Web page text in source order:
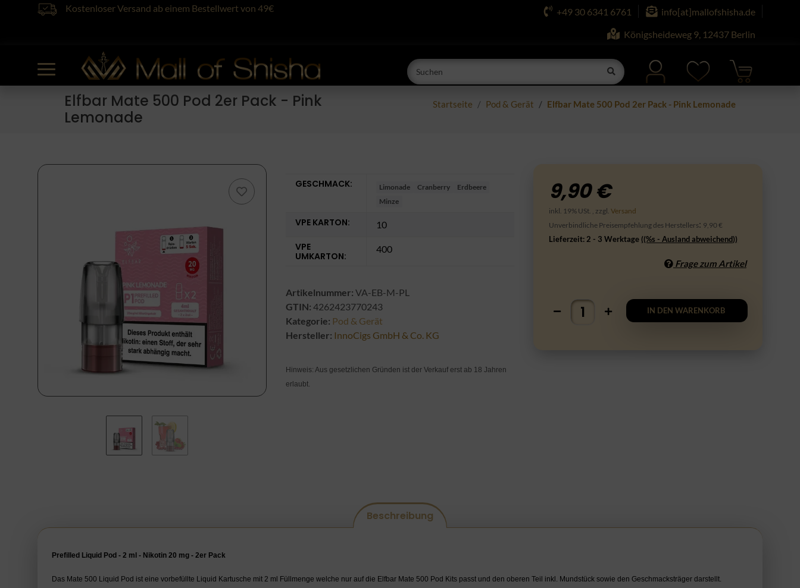
Kostenloser Versand ab einem Bestellwert von 49€ +49 30 6341 6761
info[at]mallofshisha.de
Königsheideweg 9, 12437 Berlin
Elfbar Mate 500 Pod 2er Pack - Pink
Lemonade
Startseite Pod & Gerät Elfbar Mate 500 Pod 2er Pack - Pink Lemonade
GESCHMACK: Limonade Cranberry
Erdbeere
Minze
VPE KARTON: 10
VPE
UMKARTON:
400
Artikelnummer: VA-EB-M-PL
GTIN: 4262423770243
Kategorie: Pod & Gerät
Hersteller: InnoCigs GmbH & Co. KG
Hinweis: Aus gesetzlichen Gründen ist der Verkauf erst ab 18 Jahren
erlaubt.
9,90 €
inkl. 19% USt. , zzgl.Versand
Unverbindliche Preisempfehlung des Herstellers: 9,90 €
Lieferzeit: 2 - 3 Werktage ((%s - Ausland abweichend))
Frage zum Artikel
IN DEN WARENKORB
Beschreibung
Prefilled Liquid Pod - 2 ml - Nikotin 20 mg - 2er Pack
Das Mate 500 Liquid Pod ist eine vorbefüllte Liquid Kartusche mit 2 ml Füllmenge welche nur auf die Elfbar Mate 500 Pod Kits passt und den oberen Teil inkl. Mundstück sowie den Geschmacksträger darstellt.